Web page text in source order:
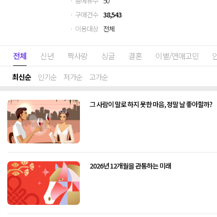
· 구매건수 38,543
· 이용대상 전체
전체 신년 짝사랑 싱글 결혼 이별/연애고민
최신순 인기순 저가순 고가순
그 사람이 말로 하지 못한 마음, 정말 날 좋아할까?
2026년 12개월을 관통하는 미래